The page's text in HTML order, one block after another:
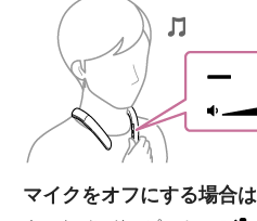
マイクをオフにする場合は